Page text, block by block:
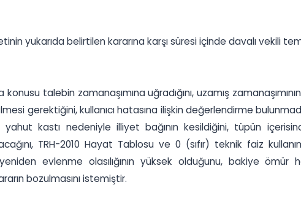
yukarıda belirtilen kararına karşı süresi içinde davalı vekili
talebin zamanaşımına uğradığını, uzamış
gerektiğini, kullanıcı hatasına ilişkin değerlendirme
kastı nedeniyle illiyet bağının kesildiğini, tüpün
TRH-2010 Hayat Tablosu ve 0 (sıfır) teknik faiz
evlenme olasılığının yüksek olduğunu, bakiye ömür
bozulmasını istemiştir.